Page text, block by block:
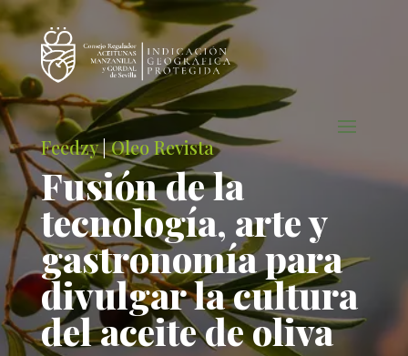
Feedzy|Oleo Revista
Fusión de la
tecnología, arte y
gastronomía para
divulgar la cultura
del aceite de oliva